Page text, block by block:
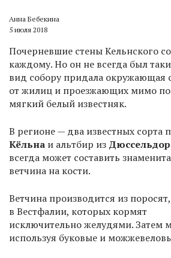
Анна Бебекина
5 июля 2018
Почерневшие стены Кельнского
каждому. Но он не всегда был
вид собору придала окружающая
от жилиц и проезжающих мимо
мягкий белый известняк.
В регионе — два известных сорта
Кёльна и альтбир из
всегда может составить
ветчина на кости.
Ветчина производится из
в Вестфалии, которых кормят
исключительно желудями. Затем
используя буковые и